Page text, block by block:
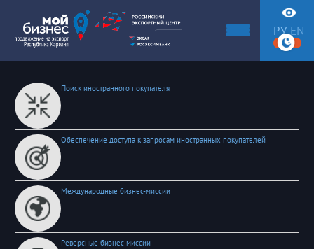
РУ EN
Поиск иностранного покупателя
Обеспечение доступа к запросам иностранных покупателей
Международные бизнес-миссии
Реверсные бизнес-миссии